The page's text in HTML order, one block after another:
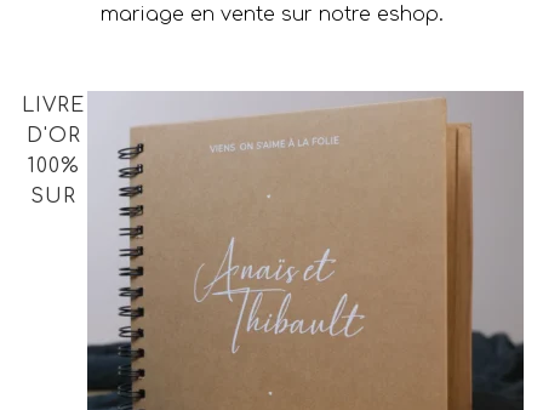
mariage en vente sur notre eshop.
LIVRE
D'OR
100%
SUR